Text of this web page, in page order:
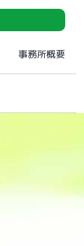
事務所概要